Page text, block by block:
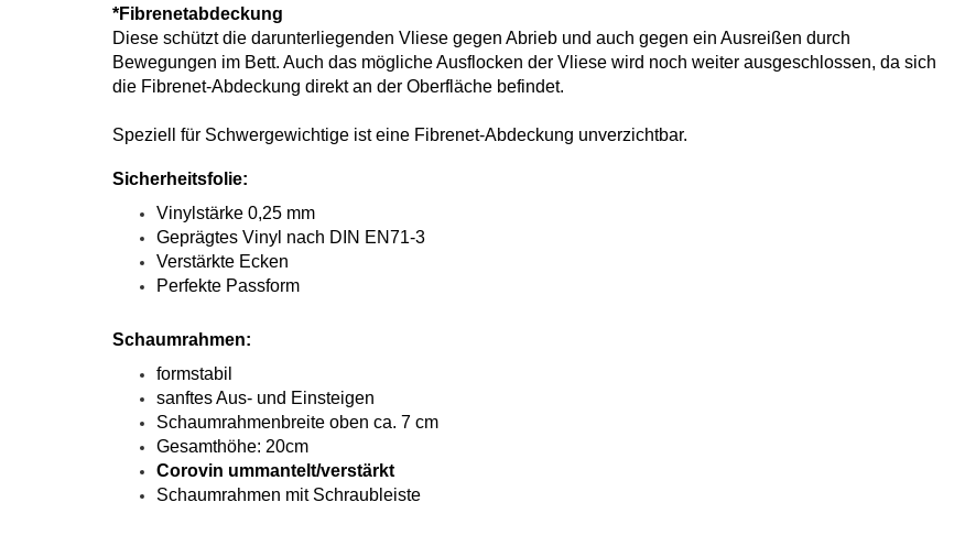
*Fibrenetabdeckung
Diese schützt die darunterliegenden Vliese gegen Abrieb und auch gegen ein Ausreißen durch
Bewegungen im Bett. Auch das mögliche Ausflocken der Vliese wird noch weiter ausgeschlossen, da sich
die Fibrenet-Abdeckung direkt an der Oberfläche befindet.
Speziell für Schwergewichtige ist eine Fibrenet-Abdeckung unverzichtbar.
Sicherheitsfolie:
Vinylstärke 0,25 mm
Geprägtes Vinyl nach DIN EN71-3
Verstärkte Ecken
Perfekte Passform
Schaumrahmen:
formstabil
sanftes Aus- und Einsteigen
Schaumrahmenbreite oben ca. 7 cm
Gesamthöhe: 20cm
Corovin ummantelt/verstärkt
Schaumrahmen mit Schraubleiste